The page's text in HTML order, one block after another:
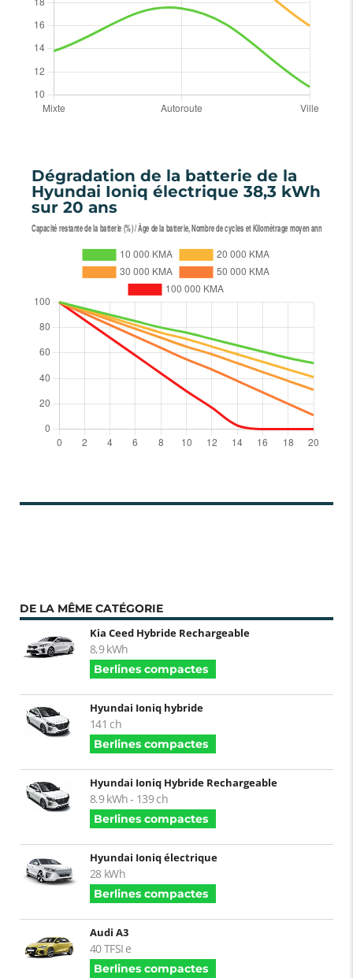
Dégradation de la batterie de la
Hyundai Ioniq électrique 38,3 kWh
sur 20 ans
DE LA MÊME CATÉGORIE
Kia Ceed Hybride Rechargeable
8,9 kWh
Berlines compactes
Hyundai Ioniq hybride
141 ch
Berlines compactes
Hyundai Ioniq Hybride Rechargeable
8.9 kWh - 139 ch
Berlines compactes
Hyundai Ioniq électrique
28 kWh
Berlines compactes
Audi A3
40 TFSI e
Berlines compactes